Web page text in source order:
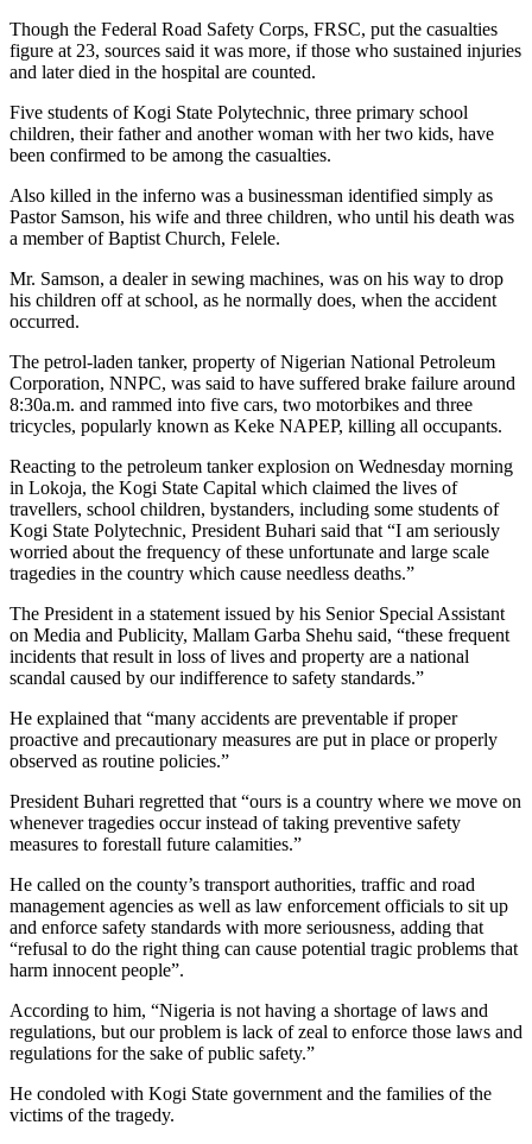
Though the Federal Road Safety Corps, FRSC, put the casualties
figure at 23, sources said it was more, if those who sustained injuries
and later died in the hospital are counted.
Five students of Kogi State Polytechnic, three primary school
children, their father and another woman with her two kids, have
been confirmed to be among the casualties.
Also killed in the inferno was a businessman identified simply as
Pastor Samson, his wife and three children, who until his death was
a member of Baptist Church, Felele.
Mr. Samson, a dealer in sewing machines, was on his way to drop
his children off at school, as he normally does, when the accident
occurred.
The petrol-laden tanker, property of Nigerian National Petroleum
Corporation, NNPC, was said to have suffered brake failure around
8:30a.m. and rammed into five cars, two motorbikes and three
tricycles, popularly known as Keke NAPEP, killing all occupants.
Reacting to the petroleum tanker explosion on Wednesday morning
in Lokoja, the Kogi State Capital which claimed the lives of
travellers, school children, bystanders, including some students of
Kogi State Polytechnic, President Buhari said that “I am seriously
worried about the frequency of these unfortunate and large scale
tragedies in the country which cause needless deaths.”
The President in a statement issued by his Senior Special Assistant
on Media and Publicity, Mallam Garba Shehu said, “these frequent
incidents that result in loss of lives and property are a national
scandal caused by our indifference to safety standards.”
He explained that “many accidents are preventable if proper
proactive and precautionary measures are put in place or properly
observed as routine policies.”
President Buhari regretted that “ours is a country where we move on
whenever tragedies occur instead of taking preventive safety
measures to forestall future calamities.”
He called on the county’s transport authorities, traffic and road
management agencies as well as law enforcement officials to sit up
and enforce safety standards with more seriousness, adding that
“refusal to do the right thing can cause potential tragic problems that
harm innocent people”.
According to him, “Nigeria is not having a shortage of laws and
regulations, but our problem is lack of zeal to enforce those laws and
regulations for the sake of public safety.”
He condoled with Kogi State government and the families of the
victims of the tragedy.